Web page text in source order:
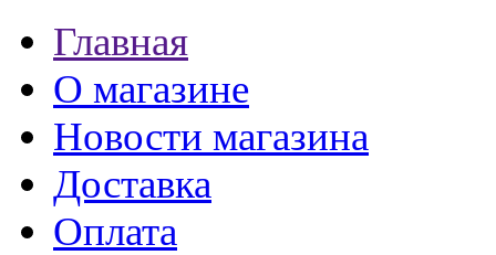
Главная
О магазине
Новости магазина
Доставка
Оплата